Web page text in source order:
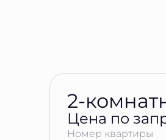
2-
Цена по
Номер квартиры